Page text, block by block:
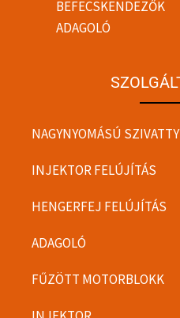
BEFECSKENDEZŐK
ADAGOLÓ
NAGYNYOMÁSÚ
INJEKTOR FELÚJÍTÁS
HENGERFEJ FELÚJÍTÁS
ADAGOLÓ
FŰZÖTT MOTORBLOKK